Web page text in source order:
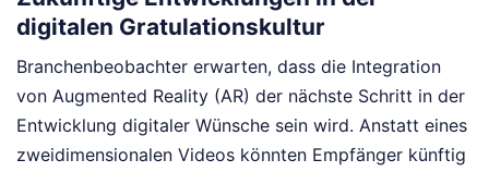
digitalen Gratulationskultur
Branchenbeobachter erwarten, dass die Integration
von Augmented Reality (AR) der nächste Schritt in der
Entwicklung digitaler Wünsche sein wird. Anstatt eines
zweidimensionalen Videos könnten Empfänger künftig